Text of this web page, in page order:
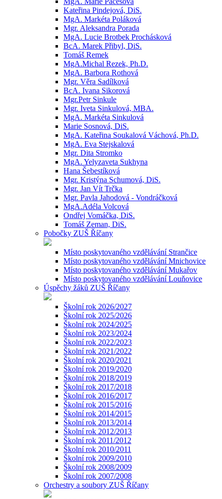
Kateřina Pindejová, DiS.
MgA. Markéta Poláková
Mgr. Aleksandra Porada
MgA. Lucie Brotbek Prochásková
BcA. Marek Přibyl, DiS.
Tomáš Remek
MgA.Michal Rezek, Ph.D.
MgA. Barbora Rothová
Mgr. Věra Sadílková
BcA. Ivana Sikorová
Mgr.Petr Sinkule
Mgr. Iveta Sinkulová, MBA.
MgA. Markéta Sinkulová
Marie Sosnová, DiS.
MgA. Kateřina Soukalová Váchová, Ph.D.
MgA. Eva Stejskalová
Mgr. Dita Stromko
MgA. Yelyzaveta Sukhyna
Hana Šebestíková
Mgr. Kristýna Schumová, DiS.
Mgr. Jan Vít Trčka
Mgr. Pavla Jahodová - Vondráčková
MgA.Adéla Volcová
Ondřej Vomáčka, DiS.
Tomáš Zeman, DiS.
Pobočky ZUŠ Říčany
Místo poskytovaného vzdělávání Strančice
Místo poskytovaného vzdělávání Mnichovice
Místo poskytovaného vzdělávání Mukařov
Místo poskytovaného vzdělávání Louňovice
Úspěchy žáků ZUŠ Říčany
Školní rok 2026/2027
Školní rok 2025/2026
Školní rok 2024/2025
Školní rok 2023/2024
Školní rok 2022/2023
Školní rok 2021/2022
Školní rok 2020/2021
Školní rok 2019/2020
Školní rok 2018/2019
Školní rok 2017/2018
Školní rok 2016/2017
Školní rok 2015/2016
Školní rok 2014/2015
Školní rok 2013/2014
Školní rok 2012/2013
Školní rok 2011/2012
Školní rok 2010/2011
Školní rok 2009/2010
Školní rok 2008/2009
Školní rok 2007/2008
Orchestry a soubory ZUŠ Říčany